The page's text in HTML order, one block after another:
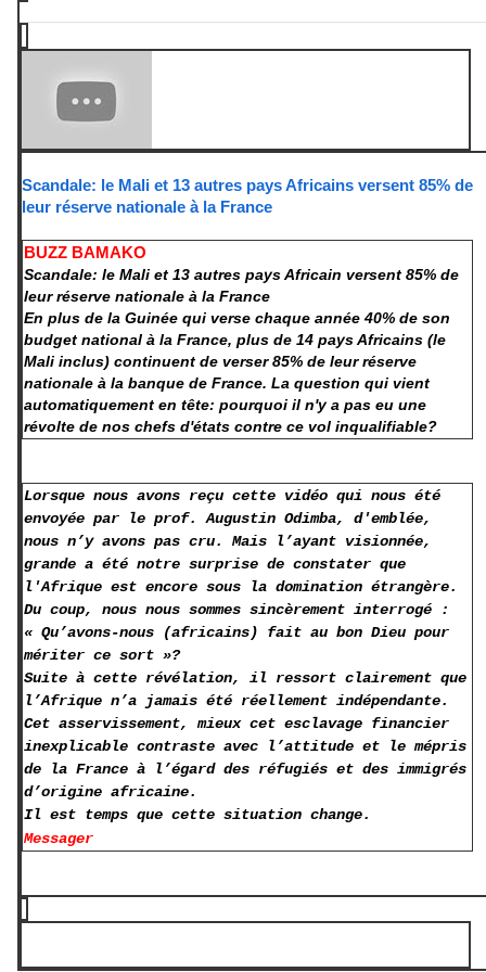
Scandale: le Mali et 13 autres pays Africains versent 85% de
leur réserve nationale à la France
BUZZ BAMAKO
Scandale: le Mali et 13 autres pays Africain versent 85% de
leur réserve nationale à la France
En plus de la Guinée qui verse chaque année 40% de son
budget national à la France, plus de 14 pays Africains (le
Mali inclus) continuent de verser 85% de leur réserve
nationale à la banque de France. La question qui vient
automatiquement en tête: pourquoi il n'y a pas eu une
révolte de nos chefs d'états contre ce vol inqualifiable?
Lorsque nous avons reçu cette vidéo qui nous été
envoyée par le prof. Augustin Odimba, d'emblée,
nous n’y avons pas cru. Mais l’ayant visionnée,
grande a été notre surprise de constater que
l'Afrique est encore sous la domination étrangère.
Du coup, nous nous sommes sincèrement interrogé :
« Qu’avons-nous (africains) fait au bon Dieu pour
mériter ce sort »?
Suite à cette révélation, il ressort clairement que
l’Afrique n’a jamais été réellement indépendante.
Cet asservissement, mieux cet esclavage financier
inexplicable contraste avec l’attitude et le mépris
de la France à l’égard des réfugiés et des immigrés
d’origine africaine.
Il est temps que cette situation change.
Messager